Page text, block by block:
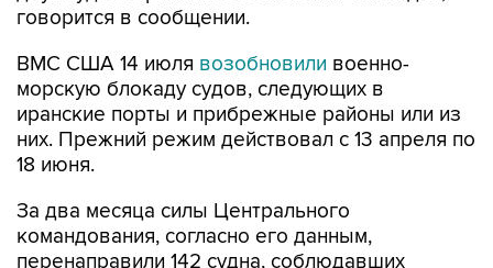
ВМС США 14 июлявозобновили
иранские порты и прибрежные районы или из
них. Прежний режим действовал с 13 апреля по
18 июня.
За два месяца силы Центрального
перенаправили 142 судна, соблюдавших
блокаду, вывели из строя девять судов, не